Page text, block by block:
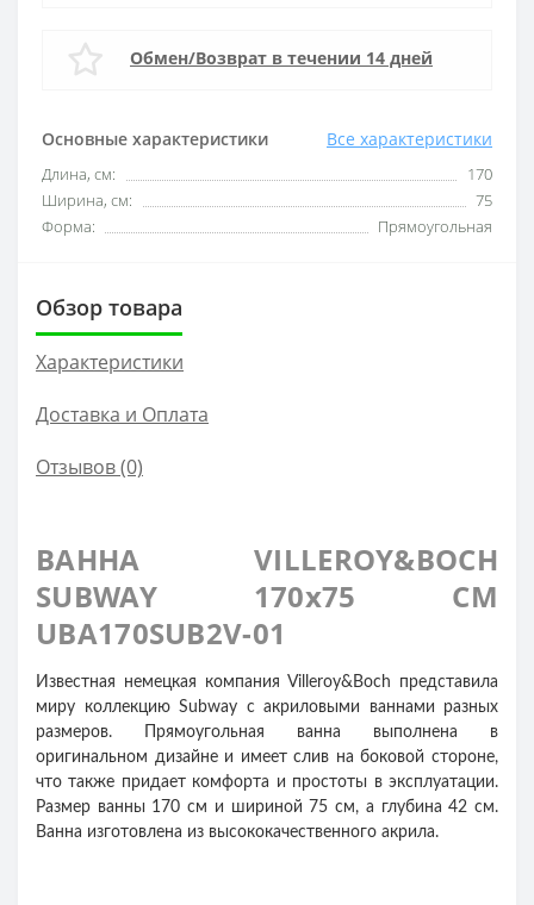
Основные характеристики Все характеристики
Длина, см:
170
Ширина, см:
75
Форма:
Прямоугольная
Обмен/Возврат в течении 14 дней
Обзор товара
Характеристики
Доставка и Оплата
Отзывов (0)
ВАННА VILLEROY&BOCH
SUBWAY 170x75 СМ
UBA170SUB2V-01
Известная немецкая компания Villeroy&Boch представила
миру коллекцию Subway с акриловыми ваннами разных
размеров. Прямоугольная ванна выполнена в
оригинальном дизайне и имеет слив на боковой стороне,
что также придает комфорта и простоты в эксплуатации.
Размер ванны 170 см и шириной 75 см, а глубина 42 см.
Ванна изготовлена из высококачественного акрила.